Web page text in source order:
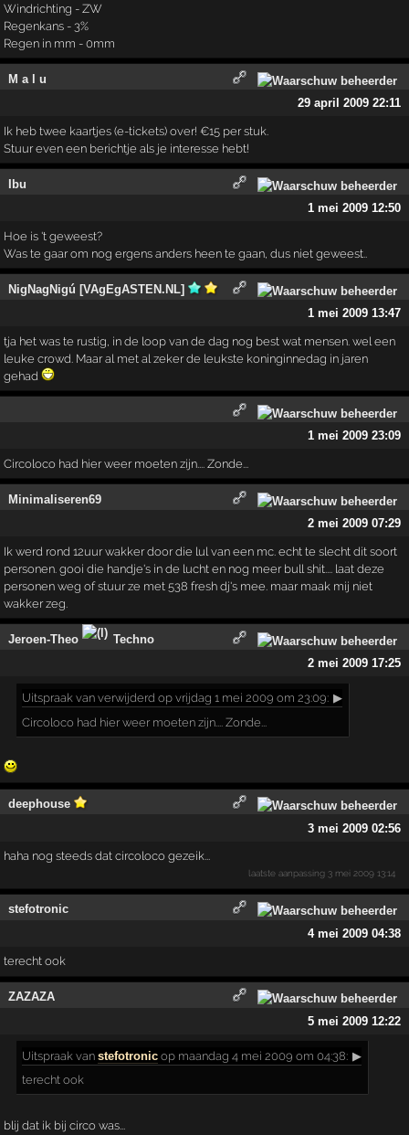
Windrichting - ZW
Regenkans - 3%
Regen in mm - 0mm
M a l u
29 april 2009 22:11
Ik heb twee kaartjes (e-tickets) over! €15 per stuk.
Stuur even een berichtje als je interesse hebt!
Ibu
1 mei 2009 12:50
Hoe is 't geweest?
Was te gaar om nog ergens anders heen te gaan, dus niet geweest..
NigNagNigú [VAgEgASTEN.NL]
1 mei 2009 13:47
tja het was te rustig, in de loop van de dag nog best wat mensen. wel een
leuke crowd. Maar al met al zeker de leukste koninginnedag in jaren
gehad
1 mei 2009 23:09
Circoloco had hier weer moeten zijn.... Zonde...
Minimaliseren69
2 mei 2009 07:29
Ik werd rond 12uur wakker door die lul van een mc. echt te slecht dit soort
personen. gooi die handje's in de lucht en nog meer bull shit.... laat deze
personen weg of stuur ze met 538 fresh dj's mee. maar maak mij niet
wakker zeg.
Jeroen-Theo
Techno
2 mei 2009 17:25
Uitspraak van verwijderd op vrijdag 1 mei 2009 om 23:09: ▶
Circoloco had hier weer moeten zijn.... Zonde...
deephouse
3 mei 2009 02:56
haha nog steeds dat circoloco gezeik...
laatste aanpassing 3 mei 2009 13:14
stefotronic
4 mei 2009 04:38
terecht ook
ZAZAZA
5 mei 2009 12:22
Uitspraak vanstefotronic op maandag 4 mei 2009 om 04:38: ▶
terecht ook
blij dat ik bij circo was...